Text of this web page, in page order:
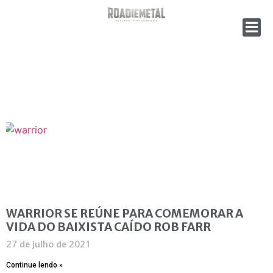
WARRIOR SE REÚNE PARA COMEMORAR A
VIDA DO BAIXISTA CAÍDO ROB FARR
27 de julho de 2021
Continue lendo »